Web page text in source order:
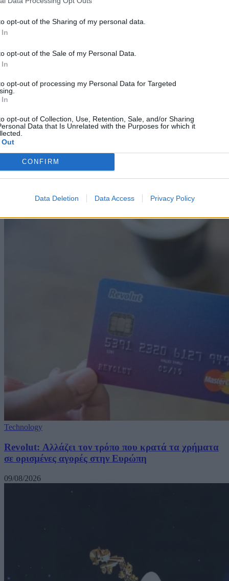
opt-out of the Sharing of my personal data.
opt-out of the Sale of my Personal Data.
opt-out of processing my Personal Data for Targeted
opt-out of Collection, Use, Retention, Sale, and/or Sharing
Data that Is Unrelated with the Purposes for which it
CONFIRM
Data Deletion Data Access Privacy Policy
Jamais vu: Το αντίθετο του Déjà Vu που κάνει το
οικείο να μοιάζει ξένο
09/08/2026
Technology
Revolut: Αλλάζει τον τρόπο που κρατά τα χρήματα
σε ορισμένες αγορές στην Ευρώπη
09/08/2026